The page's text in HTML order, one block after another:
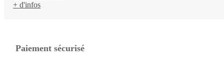
+ d'infos
Paiement sécurisé